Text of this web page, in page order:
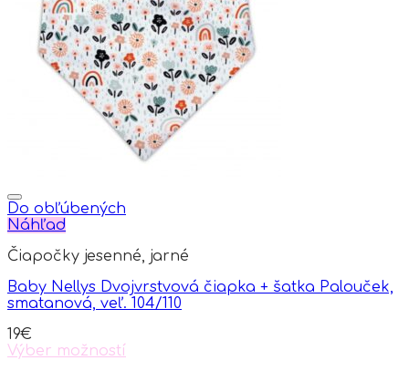
options
chosen
Do obľúbených
Náhľad
Čiapočky jesenné, jarné
Baby Nellys Dvojvrstvová čiapka + šatka Palouček,
smatanová, veľ. 104/110
19€
Výber možností